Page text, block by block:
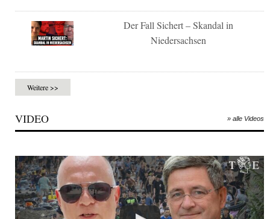
Der Fall Sichert – Skandal in
Niedersachsen
Weitere >>
VIDEO » alle Videos